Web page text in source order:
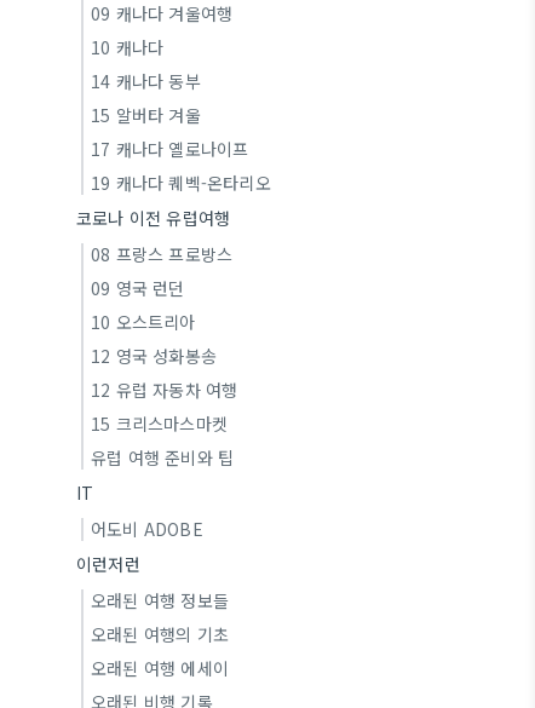
09 캐나다 겨울여행
10 캐나다
14 캐나다 동부
15 알버타 겨울
17 캐나다 옐로나이프
19 캐나다 퀘벡-온타리오
코로나 이전 유럽여행
08 프랑스 프로방스
09 영국 런던
10 오스트리아
12 영국 성화봉송
12 유럽 자동차 여행
15 크리스마스마켓
유럽 여행 준비와 팁
IT
어도비 ADOBE
이런저런
오래된 여행 정보들
오래된 여행의 기초
오래된 여행 에세이
오래된 비행 기록